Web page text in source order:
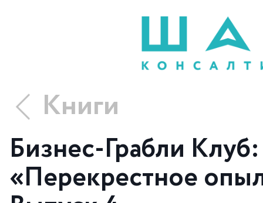
Книги
Бизнес-Грабли Клуб:
«Перекрестное